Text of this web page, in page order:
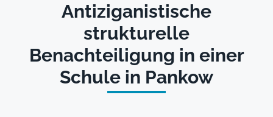
Antiziganistische
strukturelle
Benachteiligung in einer
Schule in Pankow